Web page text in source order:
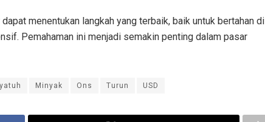
menentukan langkah yang terbaik, baik untuk bertahan di
Pemahaman ini menjadi semakin penting dalam pasar
Minyak Ons Turun USD